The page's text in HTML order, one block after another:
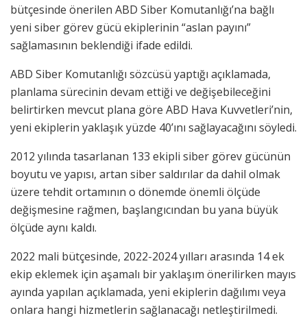
bütçesinde önerilen ABD Siber Komutanlığı’na bağlı
yeni siber görev gücü ekiplerinin “aslan payını”
sağlamasının beklendiği ifade edildi.
ABD Siber Komutanlığı sözcüsü yaptığı açıklamada,
planlama sürecinin devam ettiği ve değişebileceğini
belirtirken mevcut plana göre ABD Hava Kuvvetleri’nin,
yeni ekiplerin yaklaşık yüzde 40’ını sağlayacağını söyledi.
2012 yılında tasarlanan 133 ekipli siber görev gücünün
boyutu ve yapısı, artan siber saldırılar da dahil olmak
üzere tehdit ortamının o dönemde önemli ölçüde
değişmesine rağmen, başlangıcından bu yana büyük
ölçüde aynı kaldı.
2022 mali bütçesinde, 2022-2024 yılları arasında 14 ek
ekip eklemek için aşamalı bir yaklaşım önerilirken mayıs
ayında yapılan açıklamada, yeni ekiplerin dağılımı veya
onlara hangi hizmetlerin sağlanacağı netleştirilmedi.